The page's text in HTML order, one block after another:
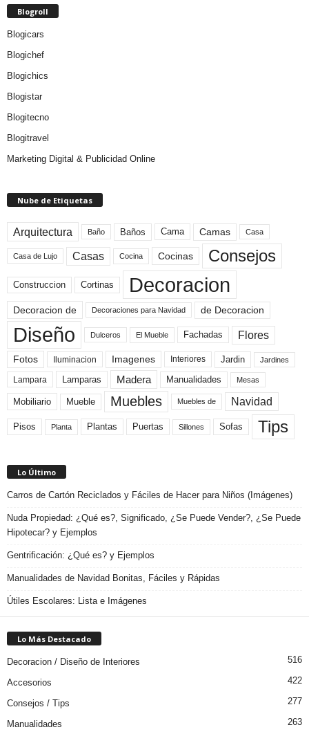
Blogroll
Blogicars
Blogichef
Blogichics
Blogistar
Blogitecno
Blogitravel
Marketing Digital & Publicidad Online
Nube de Etiquetas
Arquitectura Baño Baños Cama Camas Casa
Casa de Lujo Casas Cocina Cocinas Consejos
Construccion Cortinas Decoracion
Decoracion de Decoraciones para Navidad de Decoracion
Diseño Dulceros El Mueble Fachadas Flores
Fotos Iluminacion Imagenes Interiores Jardin Jardines
Lampara Lamparas Madera Manualidades Mesas
Mobiliario Mueble Muebles Muebles de Navidad
Pisos Planta Plantas Puertas Sillones Sofas Tips
Lo Último
Carros de Cartón Reciclados y Fáciles de Hacer para Niños (Imágenes)
Nuda Propiedad: ¿Qué es?, Significado, ¿Se Puede Vender?, ¿Se Puede
Hipotecar? y Ejemplos
Gentrificación: ¿Qué es? y Ejemplos
Manualidades de Navidad Bonitas, Fáciles y Rápidas
Útiles Escolares: Lista e Imágenes
Lo Más Destacado
Decoracion / Diseño de Interiores 516
Accesorios 422
Consejos / Tips 277
Manualidades 263